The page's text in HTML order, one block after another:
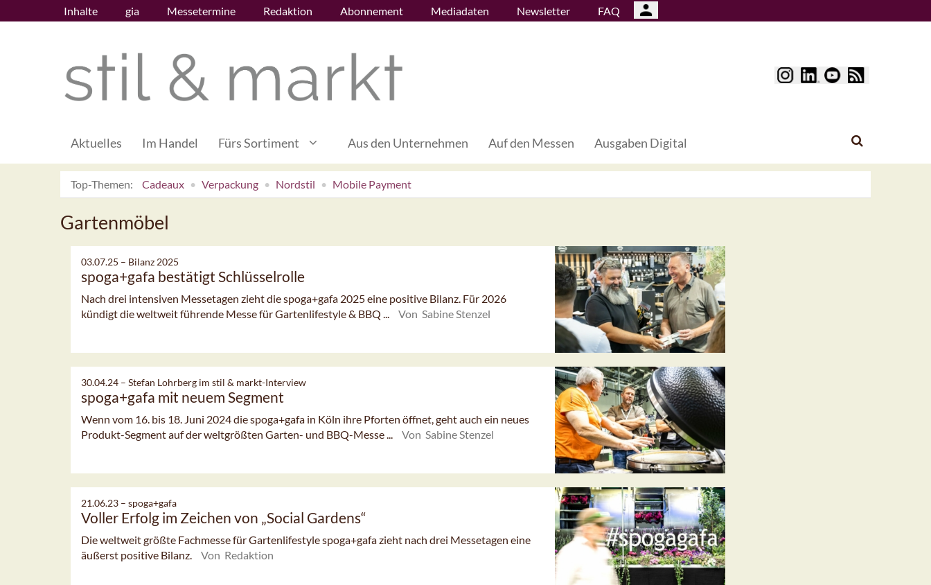
Inhalte gia Messetermine Redaktion Abonnement Mediadaten Newsletter FAQ
Aktuelles Im Handel Fürs Sortiment Aus den Unternehmen Auf den Messen Ausgaben Digital
Top-Themen: Cadeaux Verpackung Nordstil Mobile Payment
Gartenmöbel
03.07.25 – Bilanz 2025
spoga+gafa bestätigt Schlüsselrolle
Nach drei intensiven Messetagen zieht die spoga+gafa 2025 eine positive Bilanz. Für 2026
kündigt die weltweit führende Messe für Gartenlifestyle & BBQ ...
Von Sabine Stenzel
30.04.24 – Stefan Lohrberg im stil & markt-Interview
spoga+gafa mit neuem Segment
Wenn vom 16. bis 18. Juni 2024 die spoga+gafa in Köln ihre Pforten öffnet, geht auch ein neues
Produkt-Segment auf der weltgrößten Garten- und BBQ-Messe ...
Von Sabine Stenzel
21.06.23 – spoga+gafa
Voller Erfolg im Zeichen von „Social Gardens“
Die weltweit größte Fachmesse für Gartenlifestyle spoga+gafa zieht nach drei Messetagen eine
äußerst positive Bilanz.
Von Redaktion